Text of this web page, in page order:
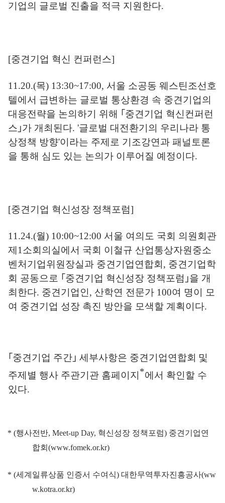
기업의 글로벌 진출을 적극 지원한다.
[중견기업 혁신 컨퍼런스]
11.20.(목) 13:30~17:00, 서울 소공동 웨스틴조선호
텔에서 급변하는 글로벌 통상환경 속 중견기업의
대응전략을 논의하기 위해 ｢ 중견기업 혁신컨퍼런
스 ｣가 개최된다. '글로벌 대전환기의 우리나라 통
상정책 방향'이라는 주제로 기조강연과 패널토론
을 통해 심도 있는 논의가 이루어질 예정이다.
[중견기업 혁신성장 정책포럼]
11.24.(월) 10:00~12:00 서울 여의도 국회 의원회관
제 1소회의실에서 국회 이철규 산업통상자원중소
벤처기업위원장실과 중견기업연합회 , 중견기업학
회 공동으로 ｢ 중견기업 혁신성장 정책포럼 ｣을 개
최한다. 중견기업인, 산학연 전문가 100여 명이 모
여 중견기업 성장 촉진 방안을 모색할 계획이다.
｢ 중견기업 주간 ｣ 세부사항은 중견기업연합회 및
주제별 행사 주관기관 홈페이지 *에서 확인할 수
있다.
* (행사전반, Meet-up Day, 혁신성장 정책포럼) 중견기업연
합회 (www.fomek.or.kr)
* (세계일류상품 인증서 수여식)대한무역투자진흥공사(ww
w.kotra.or.kr)